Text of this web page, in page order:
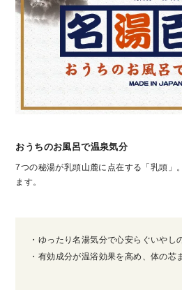
おうちのお風呂で温泉気分
7つの秘湯が乳頭山麓に点在する「乳頭」
ます。
・ゆったり名湯気分で心安らぐいやし
・有効成分が温浴効果を高め、体の芯